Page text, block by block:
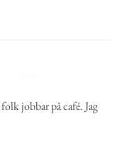
jobbar på café. Jag